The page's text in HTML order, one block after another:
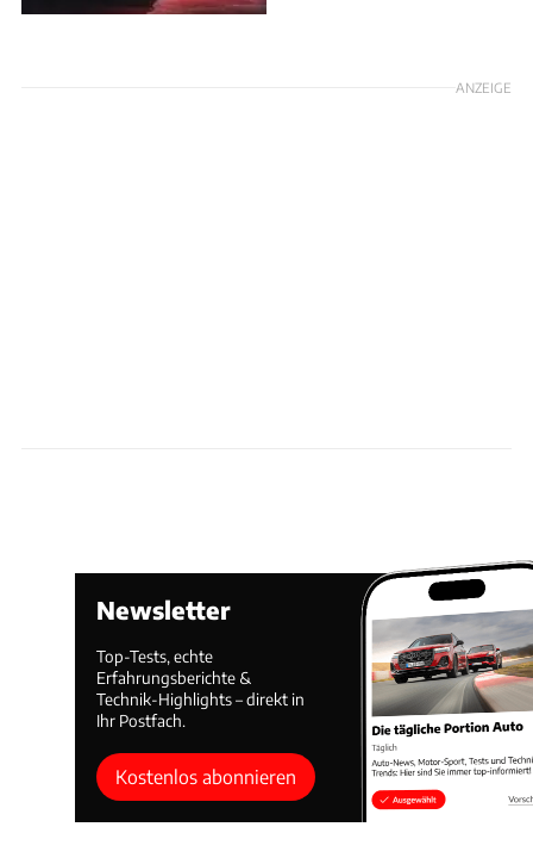
ANZEIGE
Newsletter
Top-Tests, echte
Erfahrungsberichte &
Technik-Highlights – direkt in
Ihr Postfach.
Kostenlos abonnieren